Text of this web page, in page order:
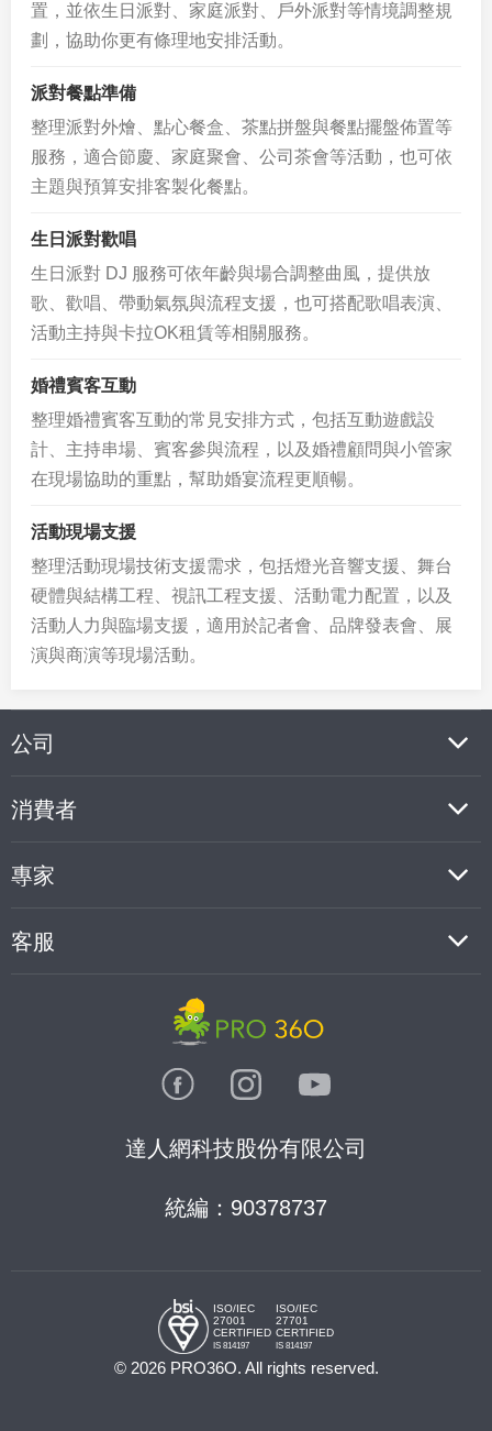
置，並依生日派對、家庭派對、戶外派對等情境調整規
劃，協助你更有條理地安排活動。
派對餐點準備
整理派對外燴、點心餐盒、茶點拼盤與餐點擺盤佈置等
服務，適合節慶、家庭聚會、公司茶會等活動，也可依
主題與預算安排客製化餐點。
生日派對歡唱
生日派對 DJ 服務可依年齡與場合調整曲風，提供放
歌、歡唱、帶動氣氛與流程支援，也可搭配歌唱表演、
活動主持與卡拉OK租賃等相關服務。
婚禮賓客互動
整理婚禮賓客互動的常見安排方式，包括互動遊戲設
計、主持串場、賓客參與流程，以及婚禮顧問與小管家
在現場協助的重點，幫助婚宴流程更順暢。
活動現場支援
整理活動現場技術支援需求，包括燈光音響支援、舞台
硬體與結構工程、視訊工程支援、活動電力配置，以及
活動人力與臨場支援，適用於記者會、品牌發表會、展
演與商演等現場活動。
公司
消費者
專家
客服
達人網科技股份有限公司
統編：90378737
ISO/IEC
27001
CERTIFIED
IS 814197
ISO/IEC
27701
CERTIFIED
IS 814197
© 2026 PRO36O. All rights reserved.